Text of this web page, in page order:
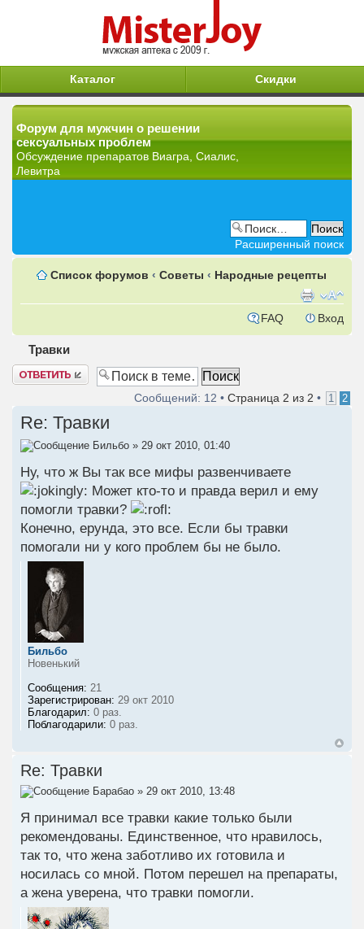
Каталог Скидки
Форум для мужчин о решении
сексуальных проблем
Обсуждение препаратов Виагра, Сиалис,
Левитра
Расширенный поиск
Список форумов ‹ Советы ‹ Народные рецепты
FAQ Вход
Травки
Ответить
Сообщений: 12 • Страница 2 из 2 • 1 2
Re: Травки
Бильбо » 29 окт 2010, 01:40
Ну, что ж Вы так все мифы развенчиваете
Может кто-то и правда верил и ему
помогли травки?
Конечно, ерунда, это все. Если бы травки
помогали ни у кого проблем бы не было.
Бильбо
Новенький
Сообщения: 21
Зарегистрирован: 29 окт 2010
Благодарил: 0 раз.
Поблагодарили: 0 раз.
Re: Травки
Барабао » 29 окт 2010, 13:48
Я принимал все травки какие только были
рекомендованы. Единственное, что нравилось,
так то, что жена заботливо их готовила и
носилась со мной. Потом перешел на препараты,
а жена уверена, что травки помогли.